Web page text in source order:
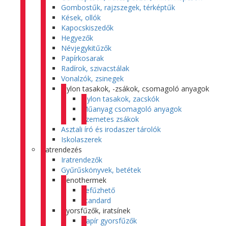
Gombostűk, rajzszegek, térképtűk
Kések, ollók
Kapocskiszedők
Hegyezők
Névjegykitűzők
Papírkosarak
Radírok, szivacstálak
Vonalzók, zsinegek
Nylon tasakok, -zsákok, csomagoló anyagok
Nylon tasakok, zacskók
Műanyag csomagoló anyagok
Szemetes zsákok
Asztali író és irodaszer tárolók
Iskolaszerek
Iratrendezés
Iratrendezők
Gyűrűskönyvek, betétek
Genothermek
Lefűzhető
Standard
Gyorsfűzők, iratsínek
Papír gyorsfűzők